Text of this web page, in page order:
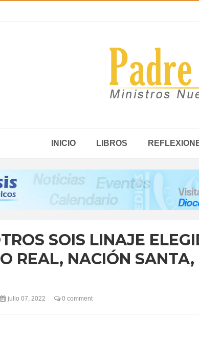
INICIO LIBROS
SOIS LINAJE
REAL, NACIÓN
julio 07, 2022 0 comment